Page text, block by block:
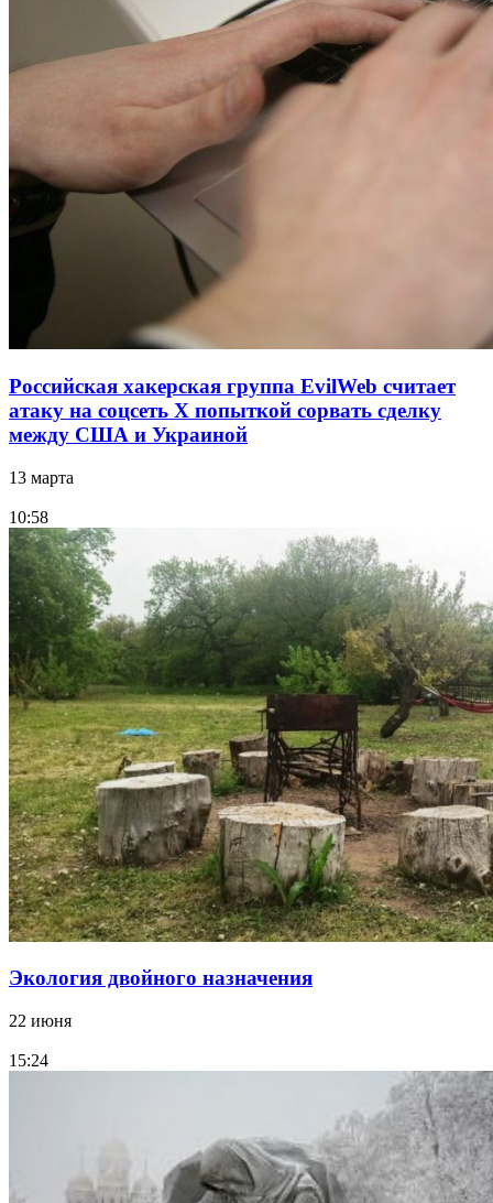
Российская хакерская группа EvilWeb считает
атаку на соцсеть Х попыткой сорвать сделку
между США и Украиной
13 марта
10:58
Экология двойного назначения
22 июня
15:24